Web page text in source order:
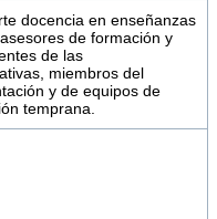
docencia en enseñanzas
de formación y
de las
miembros del
y de equipos de
temprana.